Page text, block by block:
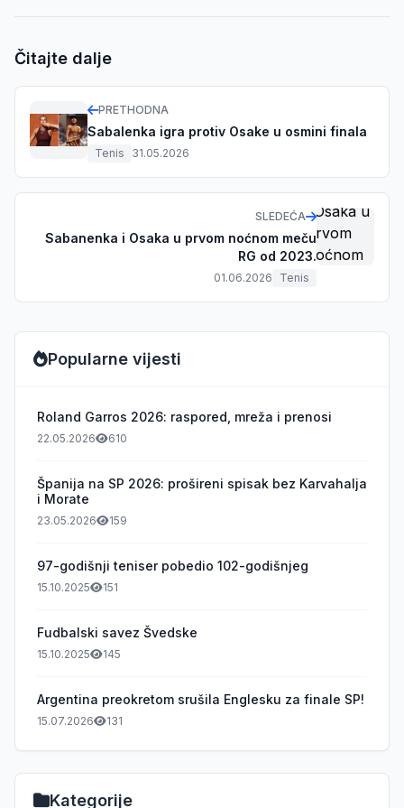
Čitajte dalje
PRETHODNA
Sabalenka igra protiv Osake u osmini finala
Tenis 31.05.2026
SLEDEĆA
Sabanenka i Osaka u prvom noćnom meču
RG od 2023.
01.06.2026 Tenis
Popularne vijesti
Roland Garros 2026: raspored, mreža i prenosi
22.05.2026 610
Španija na SP 2026: prošireni spisak bez Karvahalja
i Morate
23.05.2026 159
97-godišnji teniser pobedio 102-godišnjeg
15.10.2025 151
Fudbalski savez Švedske
15.10.2025 145
Argentina preokretom srušila Englesku za finale SP!
15.07.2026 131
Kategorije